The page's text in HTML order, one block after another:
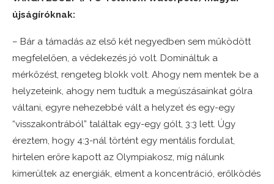
újságíróknak:
– Bár a támadás az első két negyedben sem működött
megfelelően, a védekezés jó volt. Domináltuk a
mérkőzést, rengeteg blokk volt. Ahogy nem mentek be a
helyzeteink, ahogy nem tudtuk a megúszásainkat gólra
váltani, egyre nehezebbé vált a helyzet és egy-egy
“visszakontrából” találtak egy-egy gólt, 3:3 lett. Úgy
éreztem, hogy 4:3-nál történt egy mentális fordulat,
hirtelen erőre kapott az Olympiakosz, míg nálunk
kimerültek az energiák, elment a koncentráció, erőlködés